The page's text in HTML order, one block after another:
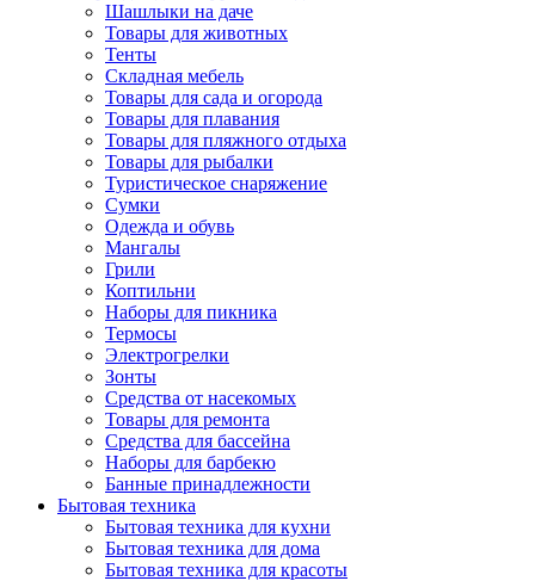
Шашлыки на даче
Товары для животных
Тенты
Складная мебель
Товары для сада и огорода
Товары для плавания
Товары для пляжного отдыха
Товары для рыбалки
Туристическое снаряжение
Сумки
Одежда и обувь
Мангалы
Грили
Коптильни
Наборы для пикника
Термосы
Электрогрелки
Зонты
Средства от насекомых
Товары для ремонта
Средства для бассейна
Наборы для барбекю
Банные принадлежности
Бытовая техника
Бытовая техника для кухни
Бытовая техника для дома
Бытовая техника для красоты